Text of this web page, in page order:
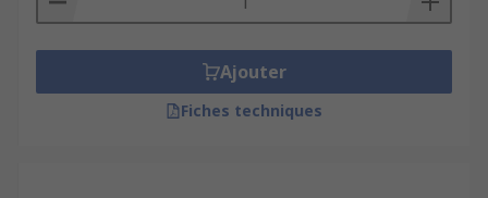
Ajouter
Fiches techniques